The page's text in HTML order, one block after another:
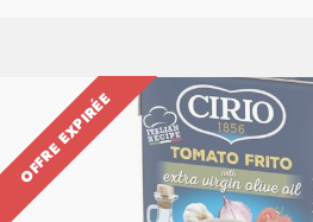
OFFRE EXPIRÉE